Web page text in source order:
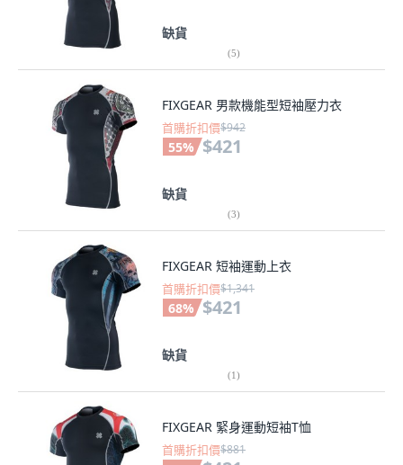
缺貨
(5)
FIXGEAR 男款機能型短袖壓力衣
首購折扣價$942
55% $421
缺貨
(3)
FIXGEAR 短袖運動上衣
首購折扣價$1,341
68% $421
缺貨
(1)
FIXGEAR 緊身運動短袖T恤
首購折扣價$881